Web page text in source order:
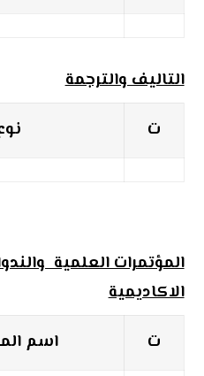
التاليف والترجمة
ت
المؤتمرات العلمية
الاكاديمية
ت
اسم